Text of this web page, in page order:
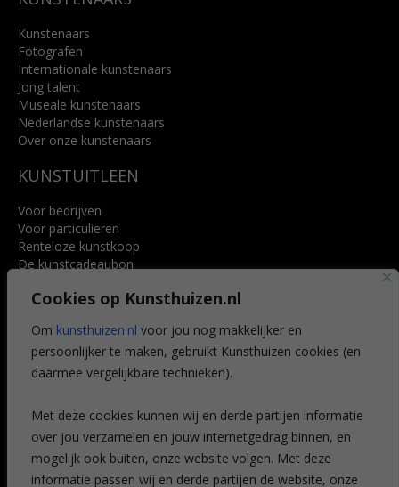
Cookies op Kunsthuizen.nl
Om kunsthuizen.nl voor jou nog makkelijker en
persoonlijker te maken, gebruikt Kunsthuizen cookies (en
daarmee vergelijkbare technieken).
Met deze cookies kunnen wij en derde partijen informatie
over jou verzamelen en jouw internetgedrag binnen, en
mogelijk ook buiten, onze website volgen. Met deze
informatie passen wij en derde partijen de website, onze
Kunstenaars
Fotografen
Internationale kunstenaars
Jong talent
Museale kunstenaars
Nederlandse kunstenaars
Over onze kunstenaars
KUNSTUITLEEN
Voor bedrijven
Voor particulieren
Renteloze kunstkoop
De kunstcadeaubon
Voordelen
Veelgestelde vragen
CONTACT
Leiden
Amsterdam
Breda
Favorieten